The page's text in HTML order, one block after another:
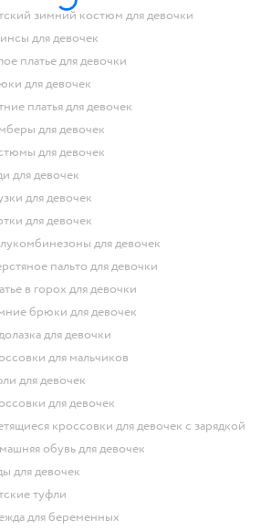
зимний костюм для девочки
для девочек
платье для девочки
для девочек
платья для девочек
для девочек
для девочек
для девочек
для девочек
для девочек
для девочек
пальто для девочки
в горох для девочки
брюки для девочек
для девочки
для мальчиков
для девочек
для девочек
кроссовки для девочек с зарядкой
обувь для девочек
для девочек
туфли
для беременных